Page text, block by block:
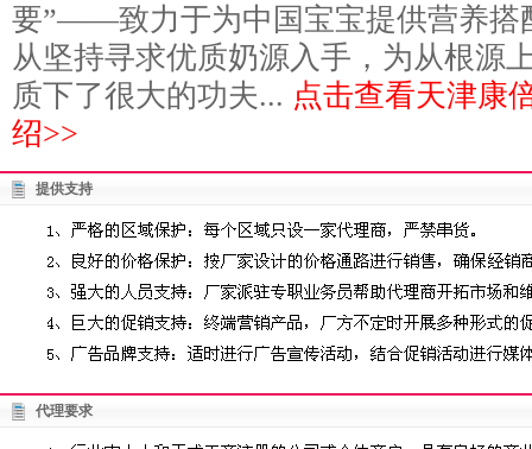
要”——致力于为中国宝宝提供营养搭
从坚持寻求优质奶源入手，为从根源
质下了很大的功夫... 点击查看天津康
绍>>
提供支持
代理要求